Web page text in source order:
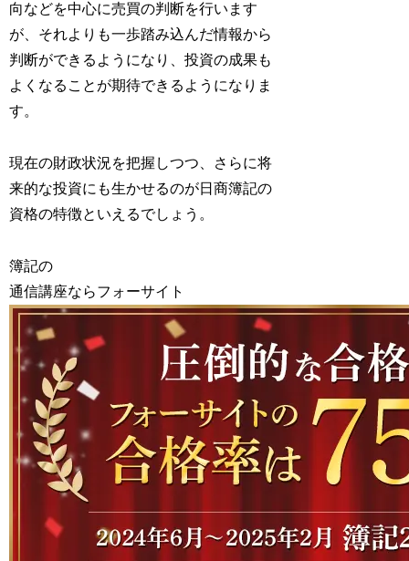
向などを中心に売買の判断を行います
が、それよりも一歩踏み込んだ情報から
判断ができるようになり、投資の成果も
よくなることが期待できるようになりま
す。
現在の財政状況を把握しつつ、さらに将
来的な投資にも生かせるのが日商簿記の
資格の特徴といえるでしょう。
簿記の
通信講座ならフォーサイト